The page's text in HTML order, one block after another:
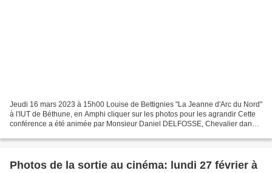
Jeudi 16 mars 2023 à 15h00 Louise de Bettignies "La Jeanne d'Arc du Nord"
à l'IUT de Béthune, en Amphi cliquer sur les photos pour les agrandir Cette
conférence a été animée par Monsieur Daniel DELFOSSE, Chevalier dans
Photos de la sortie au cinéma: lundi 27 février à